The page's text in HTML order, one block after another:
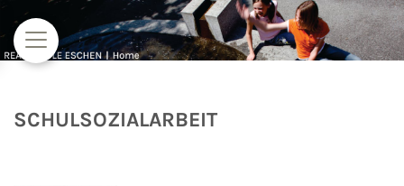
Zum Inhalt springen
SCHULSOZIALARBEIT